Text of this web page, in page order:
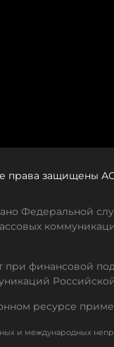
права защищены
Федеральной
при финансовой
ресурсе
и международных